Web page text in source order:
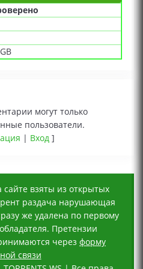
могут только
пользователи.
| Вход ]
взяты из открытых
раздача нарушающая
же удалена по первому
Претензии
через форму
связи